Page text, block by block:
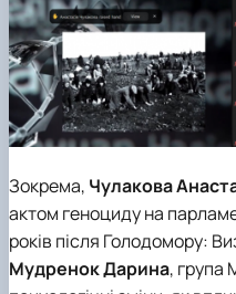
Зокрема, Чулакова
актом геноциду на
років після Голодомору:
Мудренок Дарина, група